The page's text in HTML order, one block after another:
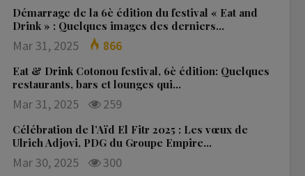
Démarrage de la 6è édition du festival « Eat and
Drink » : Quelques images des derniers…
Mar 31, 2025 866
Eat & Drink Cotonou festival, 6è édition: Quelques
restaurants, bars et lounges qui…
Mar 31, 2025 259
Célébration de l’Aïd El Fitr 2025 : Les vœux de
Ulrich Adjovi, PDG du Groupe Empire…
Mar 30, 2025 300